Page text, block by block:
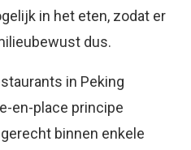
in het eten, zodat er
dus.
in Peking
en-place principe
binnen enkele